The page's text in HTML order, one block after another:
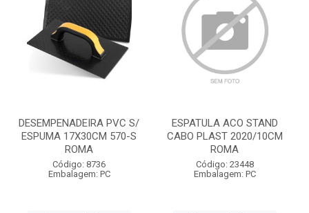
DESEMPENADEIRA PVC S/
ESPUMA 17X30CM 570-S
ROMA
Código: 8736
Embalagem: PC
ESPATULA ACO STAND
CABO PLAST 2020/10CM
ROMA
Código: 23448
Embalagem: PC